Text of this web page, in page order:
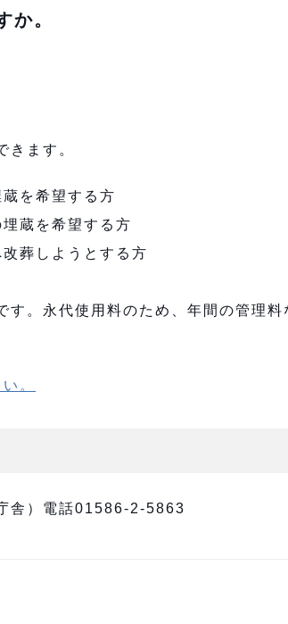
か。
ます。
を希望する方
蔵を希望する方
葬しようとする方
。永代使用料のため、年間の管理料
。
舎）電話01586-2-5863